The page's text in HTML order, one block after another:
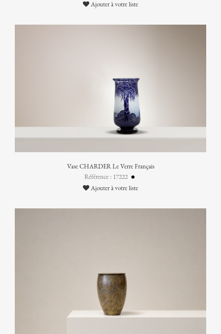
Ajouter à votre liste
Vase CHARDER Le Verre Français
Référence : 17222
Ajouter à votre liste